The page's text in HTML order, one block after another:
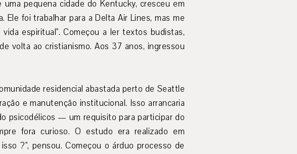
pequena cidade do Kentucky, cresceu em
foi trabalhar para a Delta Air Lines, mas me
espiritual". Começou a ler textos budistas,
volta ao cristianismo. Aos 37 anos, ingressou
residencial abastada perto de Seattle
e manutenção institucional. Isso arrancaria
psicodélicos — um requisito para participar do
fora curioso. O estudo era realizado em
?", pensou. Começou o árduo processo de